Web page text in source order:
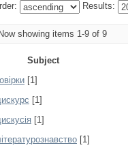
Results:
Now showing items 1-9 of 9
Subject
[1]
[1]
[1]
[1]